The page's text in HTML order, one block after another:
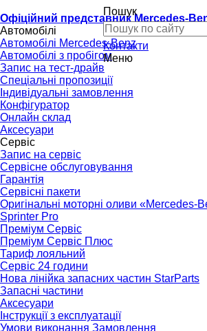
Офіційний представник Mercedes-
Пошук
Контакти
Меню
Автомобілі
Автомобілі Mercedes-Benz
Автомобілі з пробігом
Запис на тест-драйв
Спеціальні пропозиції
Індивідуальні замовлення
Конфігуратор
Онлайн склад
Аксесуари
Сервіс
Запис на сервіс
Сервісне обслуговування
Гарантія
Сервісні пакети
Оригінальні моторні оливи «Mercedes-
Sprinter Pro
Преміум Сервіс
Преміум Сервіс Плюс
Тариф лояльний
Сервіс 24 години
Нова лінійка запасних частин StarParts
Запасні частини
Аксесуари
Інструкції з експлуатації
Умови виконання Замовлення